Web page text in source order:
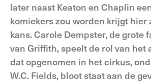
later naast Keaton en Chaplin
komiekers zou worden krijgt hier
kans. Carole Dempster, de grote
van Griffith, speelt de rol van het
dat opgenomen in het cirkus,
W.C. Fields, bloot staat aan de